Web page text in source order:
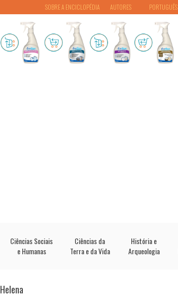
PORTUGUÊS
SOBRE A ENCICLOPÉDIA AUTORES
Ciências Sociais
e Humanas
Ciências da
Terra e da Vida
História e
Arqueologia
Helena